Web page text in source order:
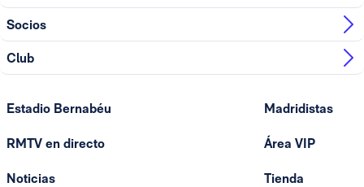
Socios
Club
Estadio Bernabéu
RMTV en directo
Noticias
Madridistas
Área VIP
Tienda